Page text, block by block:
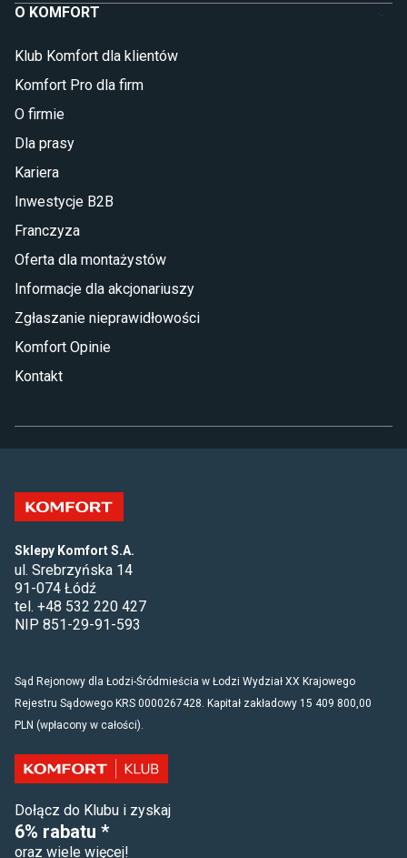
O KOMFORT
Klub Komfort dla klientów
Komfort Pro dla firm
O firmie
Dla prasy
Kariera
Inwestycje B2B
Franczyza
Oferta dla montażystów
Informacje dla akcjonariuszy
Zgłaszanie nieprawidłowości
Komfort Opinie
Kontakt
Sklepy Komfort S.A.
ul. Srebrzyńska 14
91-074 Łódź
tel. +48 532 220 427
NIP 851-29-91-593
Sąd Rejonowy dla Łodzi-Śródmieścia w Łodzi Wydział XX Krajowego
Rejestru Sądowego KRS 0000267428. Kapitał zakładowy 15 409 800,00
PLN (wpłacony w całości).
Dołącz do Klubu i zyskaj
6% rabatu *
oraz wiele więcej!